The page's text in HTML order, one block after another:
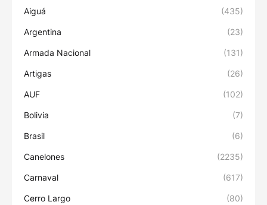
Aiguá (435)
Argentina (23)
Armada Nacional (131)
Artigas (26)
AUF (102)
Bolivia (7)
Brasil (6)
Canelones (2235)
Carnaval (617)
Cerro Largo (80)